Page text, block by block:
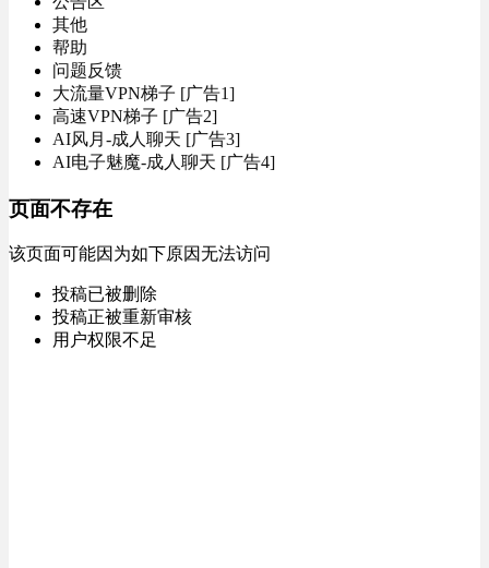
其他
帮助
问题反馈
大流量VPN梯子 [广告1]
高速VPN梯子 [广告2]
AI风月-成人聊天 [广告3]
AI电子魅魔-成人聊天 [广告4]
页面不存在
该页面可能因为如下原因无法访问
投稿已被删除
投稿正被重新审核
用户权限不足